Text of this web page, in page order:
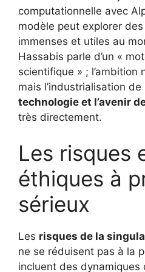
computationnelle avec
modèle peut explorer
immenses et utiles au
Hassabis parle d’un «
scientifique » ; l’ambition
mais l’industrialisation
technologie et l’avenir
très directement.
Les risques
éthiques à
sérieux
Les risques de la
ne se réduisent pas à la
incluent des dynamiques